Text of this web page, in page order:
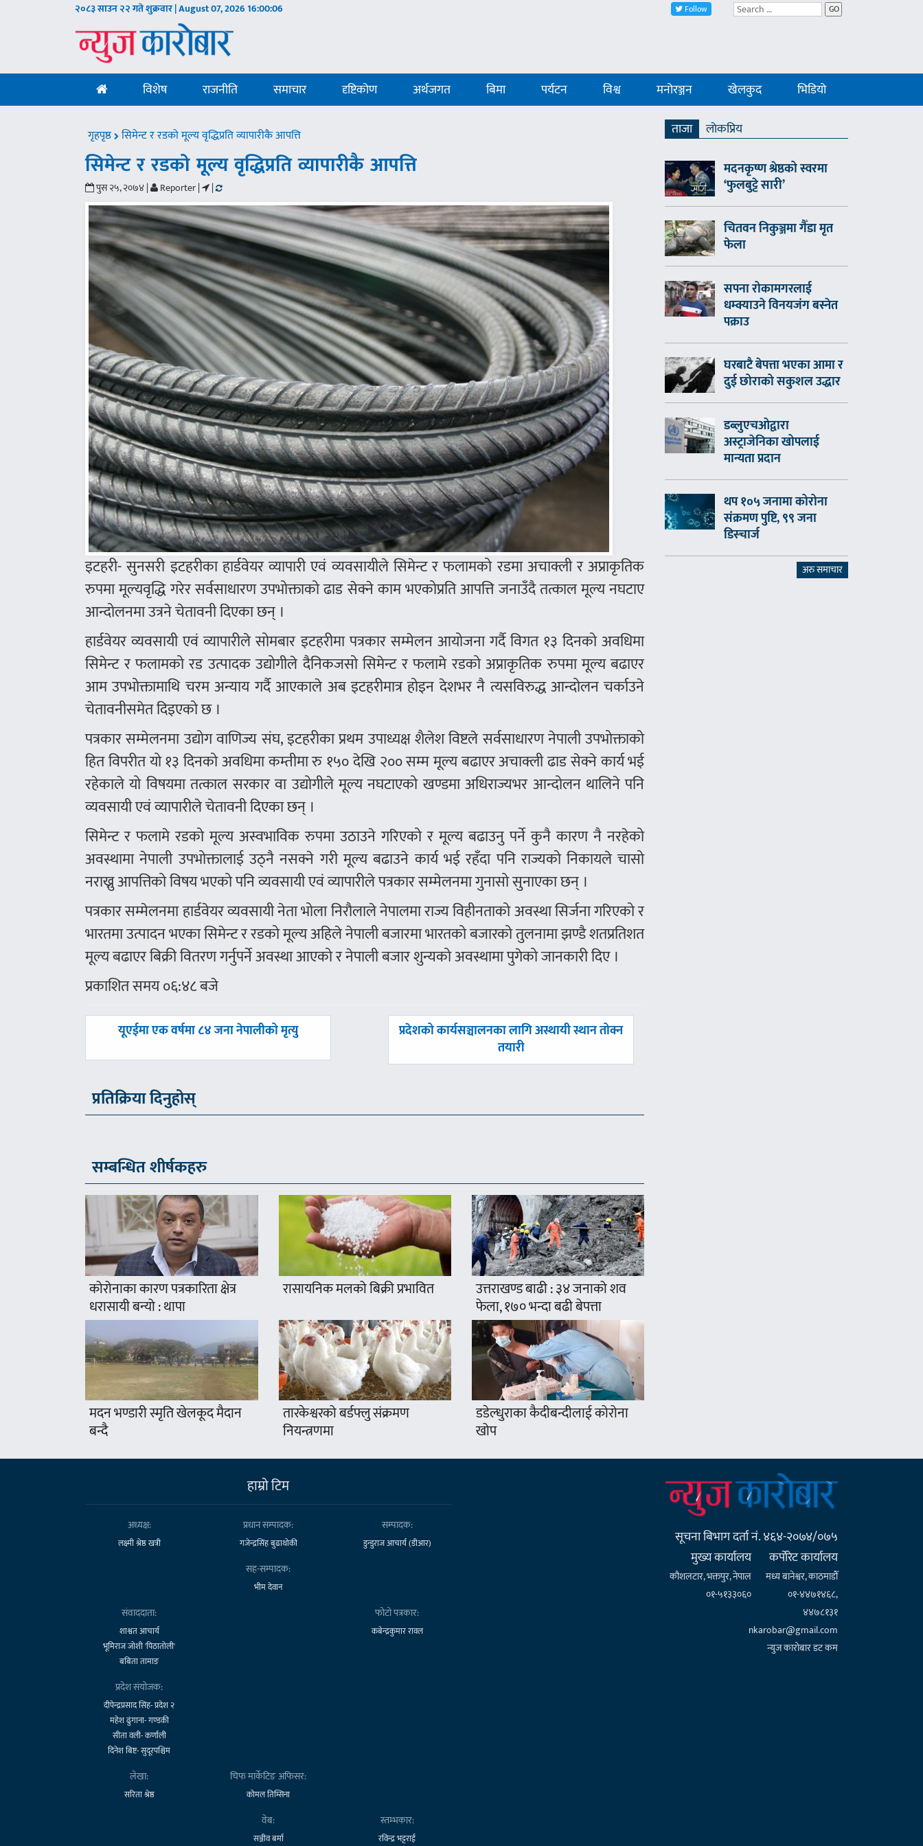
२०८३ साउन २२ गते शुक्रवार | August 07, 202616:00:07 Follow GO
विशेष राजनीति समाचार दृष्टिकोण अर्थजगत बिमा पर्यटन विश्व मनोरञ्जन खेलकुद भिडियो
गृहपृष्ठ सिमेन्ट र रडको मूल्य वृद्धिप्रति व्यापारीकै आपत्ति
सिमेन्ट र रडको मूल्य वृद्धिप्रति व्यापारीकै आपत्ति
पुस २५, २०७४ | Reporter | |
इटहरी- सुनसरी इटहरीका हार्डवेयर व्यापारी एवं व्यवसायीले सिमेन्ट र फलामको रडमा अचाक्ली र अप्राकृतिक
रुपमा मूल्यवृद्धि गरेर सर्वसाधारण उपभोक्ताको ढाड सेक्ने काम भएकोप्रति आपत्ति जनाउँदै तत्काल मूल्य नघटाए
आन्दोलनमा उत्रने चेतावनी दिएका छन् ।
हार्डवेयर व्यवसायी एवं व्यापारीले सोमबार इटहरीमा पत्रकार सम्मेलन आयोजना गर्दै विगत १३ दिनको अवधिमा
सिमेन्ट र फलामको रड उत्पादक उद्योगीले दैनिकजसो सिमेन्ट र फलामे रडको अप्राकृतिक रुपमा मूल्य बढाएर
आम उपभोक्तामाथि चरम अन्याय गर्दै आएकाले अब इटहरीमात्र होइन देशभर नै त्यसविरुद्ध आन्दोलन चर्काउने
चेतावनीसमेत दिइएको छ ।
पत्रकार सम्मेलनमा उद्योग वाणिज्य संघ, इटहरीका प्रथम उपाध्यक्ष शैलेश विष्टले सर्वसाधारण नेपाली उपभोक्ताको
हित विपरीत यो १३ दिनको अवधिमा कम्तीमा रु १५० देखि २०० सम्म मूल्य बढाएर अचाक्ली ढाड सेक्ने कार्य भई
रहेकाले यो विषयमा तत्काल सरकार वा उद्योगीले मूल्य नघटाएको खण्डमा अधिराज्यभर आन्दोलन थालिने पनि
व्यवसायी एवं व्यापारीले चेतावनी दिएका छन् ।
सिमेन्ट र फलामे रडको मूल्य अस्वभाविक रुपमा उठाउने गरिएको र मूल्य बढाउनु पर्ने कुनै कारण नै नरहेको
अवस्थामा नेपाली उपभोक्तालाई उठ्नै नसक्ने गरी मूल्य बढाउने कार्य भई रहँदा पनि राज्यको निकायले चासो
नराख्नु आपत्तिको विषय भएको पनि व्यवसायी एवं व्यापारीले पत्रकार सम्मेलनमा गुनासो सुनाएका छन् ।
पत्रकार सम्मेलनमा हार्डवेयर व्यवसायी नेता भोला निरौलाले नेपालमा राज्य विहीनताको अवस्था सिर्जना गरिएको र
भारतमा उत्पादन भएका सिमेन्ट र रडको मूल्य अहिले नेपाली बजारमा भारतको बजारको तुलनामा झण्डै शतप्रतिशत
मूल्य बढाएर बिक्री वितरण गर्नुपर्ने अवस्था आएको र नेपाली बजार शुन्यको अवस्थामा पुगेको जानकारी दिए ।
प्रकाशित समय ०६:४८ बजे
पछिल्लाे
यूएईमा एक वर्षमा ८४ जना नेपालीको मृत्यु
अघिल्लाे
प्रदेशको कार्यसञ्चालनका लागि अस्थायी स्थान तोक्न
तयारी
प्रतिक्रिया दिनुहोस्
सम्बन्धित शीर्षकहरु
कोरोनाका कारण पत्रकारिता क्षेत्र
धरासायी बन्यो : थापा
रासायनिक मलको बिक्री प्रभावित उत्तराखण्ड बाढी : ३४ जनाको शव
फेला, १७० भन्दा बढी बेपत्ता
मदन भण्डारी स्मृति खेलकूद मैदान
बन्दै
तारकेश्वरको बर्डफ्लु संक्रमण
नियन्त्रणमा
डडेल्धुराका कैदीबन्दीलाई कोरोना
खोप
ताजा
लाेकप्रिय
मदनकृष्ण श्रेष्ठको स्वरमा
‘फुलबुट्टे सारी’
चितवन निकुञ्जमा गैँडा मृत
फेला
सपना रोकामगरलाई
धम्क्याउने विनयजंग बस्नेत
पक्राउ
घरबाटै बेपत्ता भएका आमा र
दुई छोराको सकुशल उद्धार
डब्लुएचओद्वारा
अस्ट्राजेनिका खोपलाई
मान्यता प्रदान
थप १०५ जनामा कोरोना
संक्रमण पुष्टि, ९९ जना
डिस्चार्ज
अरु समाचार
हाम्राे टिम
अध्यक्ष:
लक्ष्मी श्रेष्ठ खत्री
प्रधान सम्पादक:
गजेन्द्रसिंह बुढाथोकी
सम्पादक:
डुन्डुराज आचार्य (डीआर)
सह-सम्पादक:
भीम देवान
संवाददाता:
शाश्वत आचार्य
भूमिराज जोशी 'पिठातोली'
बबिता तामाङ
फोटो पत्रकार:
कबेन्द्रकुमार रावल
प्रदेश संयोजक:
दीपेन्द्रप्रसाद सिंह- प्रदेश २
महेश ढुंगाना- गण्डकी
सीता वली- कर्णाली
दिनेश बिष्ट- सुदूरपश्चिम
लेखा:
सरिता श्रेष्ठ
चिफ मार्केटिङ अफिसर:
कोमल तिम्सिना
वेब:
सञ्जीव बर्मा
स्तम्भकार:
रविन्द्र भट्टराई
सूचना बिभाग दर्ता नं. ४६४-२०७४/०७५
मुख्य कार्यालय
कौशलटार, भक्तपुर, नेपाल
०१-५१३३०६०
कर्पाेरेट कार्यालय
मध्य बानेश्वर, काठमाडौँ
०१-४४७१४६८,
४४७८१३१
nkarobar@gmail.com
न्युज कारोबार डट कम